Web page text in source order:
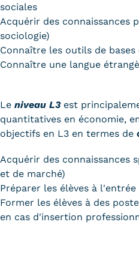
sociales
Acquérir des connaissances
sociologie)
Connaître les outils de
Connaître une langue
Le niveau L3est
quantitatives en économie,
objectifs en L3 en termes de
Acquérir des connaissances
et de marché)
Préparer les élèves à
Former les élèves à des
en cas d'insertion